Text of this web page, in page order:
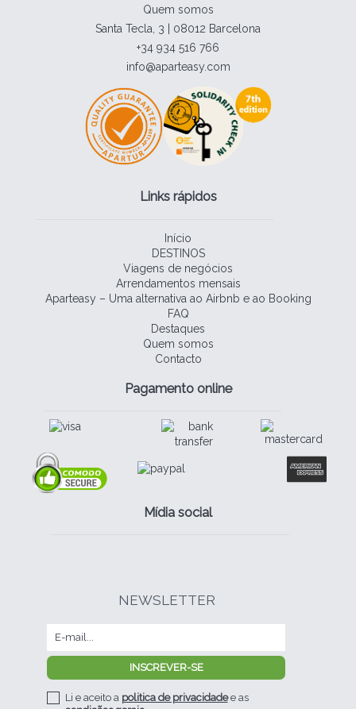
Quem somos
Santa Tecla, 3 | 08012 Barcelona
+34 934 516 766
info@aparteasy.com
Links rápidos
Início
DESTINOS
Viagens de negócios
Arrendamentos mensais
Aparteasy – Uma alternativa ao Airbnb e ao Booking
FAQ
Destaques
Quem somos
Contacto
Pagamento online
Mídia social
NEWSLETTER
Li e aceito a politica de privacidadee as